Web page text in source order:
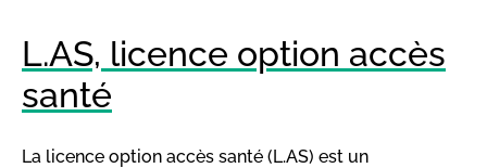
L.AS, licence option accès
santé
La licence option accès santé (L.AS) est un